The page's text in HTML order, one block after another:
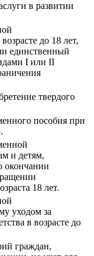
в развитии
до 18 лет,
единственный
I или II
твердого
пособия при
и детям,
окончании
18 лет.
уходом за
в возрасте до
граждан,